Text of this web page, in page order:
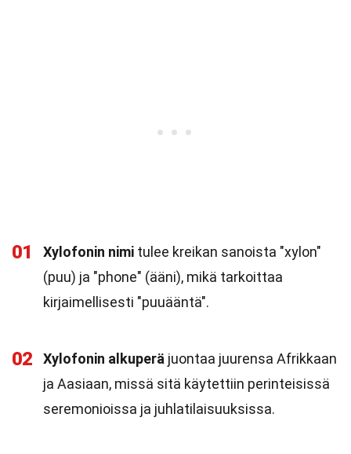
01 Xylofonin nimi tulee kreikan sanoista "xylon"
(puu) ja "phone" (ääni), mikä tarkoittaa
kirjaimellisesti "puuääntä".
02 Xylofonin alkuperä juontaa juurensa Afrikkaan
ja Aasiaan, missä sitä käytettiin perinteisissä
seremonioissa ja juhlatilaisuuksissa.